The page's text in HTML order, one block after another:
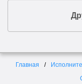
Главная